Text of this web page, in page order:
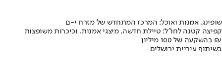
שופינג, אמנות ואוכל: המרכז המתחדש של מזרח י-ם
קפיצה קטנה לחו"ל: טיילת חדשה, מיצגי אמנות, וכיכרות משופצות
בהשקעה של 100 מיליון ₪
בשיתוף עיריית ירושלים